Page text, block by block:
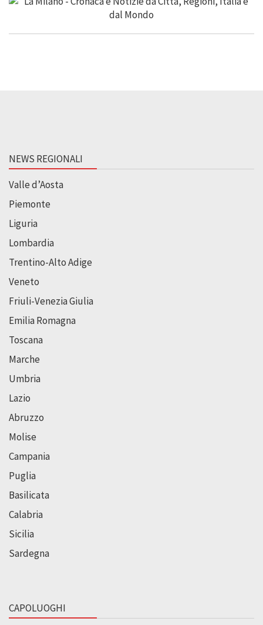
NEWS REGIONALI
Valle d’Aosta
Piemonte
Liguria
Lombardia
Trentino-Alto Adige
Veneto
Friuli-Venezia Giulia
Emilia Romagna
Toscana
Marche
Umbria
Lazio
Abruzzo
Molise
Campania
Puglia
Basilicata
Calabria
Sicilia
Sardegna
CAPOLUOGHI